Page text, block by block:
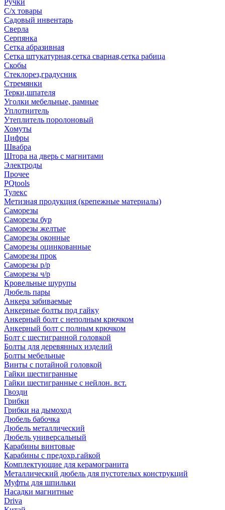
Ручки
С/х товары
Садовый инвентарь
Сверла
Серпянка
Сетка абразивная
Сетка штукатурная,сетка сварная,сетка рабица
Скобы
Стеклорез,градусник
Стремянки
Терки,шпателя
Уголки мебельные, рамные
Уплотнитель
Утеплитель поролоновый
Хомуты
Цифры
Швабра
Штора на дверь с магнитами
Электроды
Прочее
PQtools
Тулекс
Метизная продукция (крепежные материалы)
Саморезы
Саморезы бур
Саморезы желтые
Саморезы оконные
Саморезы оцинкованные
Саморезы прок
Саморезы р/р
Саморезы ч/р
Кровельные шурупы
Дюбель пары
Анкера забиваемые
Анкерные болты под гайку
Анкерный болт с неполным крючком
Анкерный болт с полным крючком
Болт с шестигранной головкой
Болты для деревянных изделий
Болты мебельные
Винты с потайной головкой
Гайки шестигранные
Гайки шестигранные с нейлон. вст.
Гвозди
Грибки
Грибки на дымоход
Дюбель бабочка
Дюбель металлический
Дюбель универсальный
Карабины винтовые
Карабины с предохр.гайкой
Комплектующие для керамогранита
Металлический дюбель для пустотелых конструкций
Муфты для шпильки
Насадки магнитные
Driva